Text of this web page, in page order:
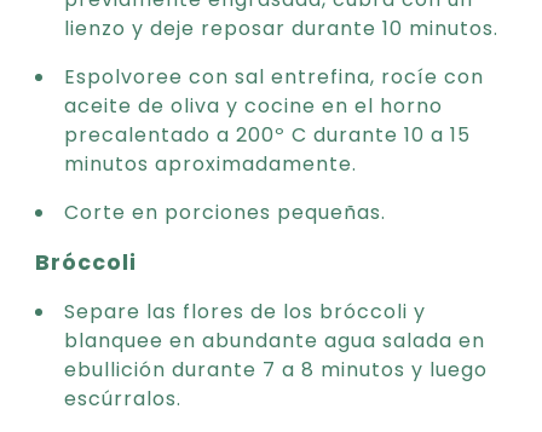
lienzo y deje reposar durante 10 minutos.
Espolvoree con sal entrefina, rocíe con
aceite de oliva y cocine en el horno
precalentado a 200º C durante 10 a 15
minutos aproximadamente.
Corte en porciones pequeñas.
Bróccoli
Separe las flores de los bróccoli y
blanquee en abundante agua salada en
ebullición durante 7 a 8 minutos y luego
escúrralos.